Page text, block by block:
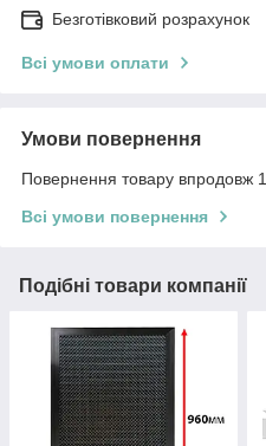
Безготівковий розрахунок
Всі умови оплати
Умови повернення
Повернення товару впродовж
Всі умови повернення
Подібні товари компанії